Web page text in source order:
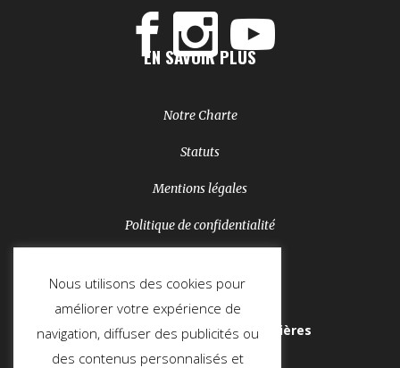
EN SAVOIR PLUS
Notre Charte
Statuts
Mentions légales
Politique de confidentialité
NEWSLETTER
Soyez au courant de nos dernières
actualités :
Nous utilisons des cookies pour
améliorer votre expérience de
navigation, diffuser des publicités ou
des contenus personnalisés et